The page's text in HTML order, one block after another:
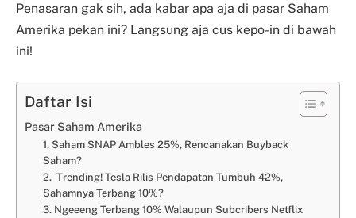
Penasaran gak sih, ada kabar apa aja di pasar Saham
Amerika pekan ini? Langsung aja cus kepo-in di bawah
ini!
Daftar Isi
Pasar Saham Amerika
1. Saham SNAP Ambles 25%, Rencanakan Buyback
Saham?
2. Trending! Tesla Rilis Pendapatan Tumbuh 42%,
Sahamnya Terbang 10%?
3. Ngeeeng Terbang 10% Walaupun Subcribers Netflix